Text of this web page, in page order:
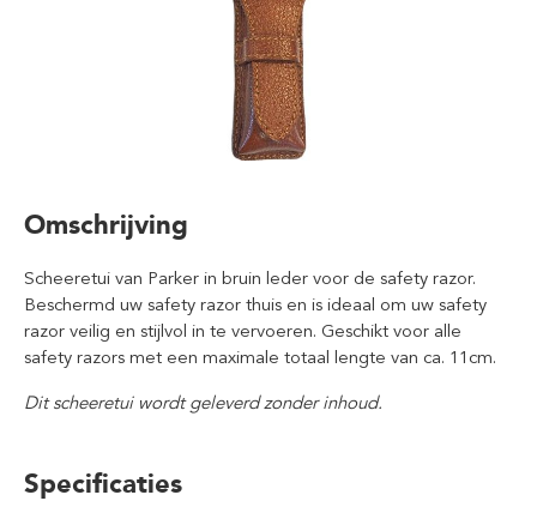
Omschrijving
Scheeretui van Parker in bruin leder voor de safety razor.
Beschermd uw safety razor thuis en is ideaal om uw safety
razor veilig en stijlvol in te vervoeren. Geschikt voor alle
safety razors met een maximale totaal lengte van ca. 11cm.
Dit scheeretui wordt geleverd zonder inhoud.
Specificaties